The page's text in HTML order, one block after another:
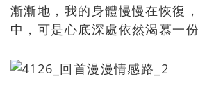
漸漸地，我的身體慢慢在恢復
中，可是心底深處依然渴慕一份